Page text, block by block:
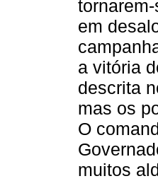
em
a vitória
descrita
mas os
O
muitos